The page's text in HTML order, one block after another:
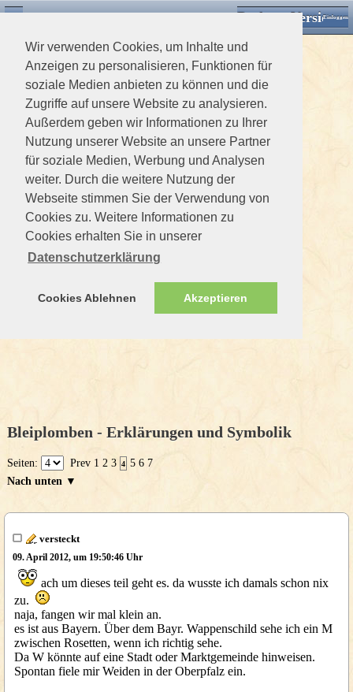
Wir verwenden Cookies, um Inhalte und
Anzeigen zu personalisieren, Funktionen für
soziale Medien anbieten zu können und die
Zugriffe auf unsere Website zu analysieren.
Außerdem geben wir Informationen zu Ihrer
Nutzung unserer Website an unsere Partner
für soziale Medien, Werbung und Analysen
weiter. Durch die weitere Nutzung der
Webseite stimmen Sie der Verwendung von
Cookies zu. Weitere Informationen zu
Cookies erhalten Sie in unserer
Datenschutzerklärung
Cookies Ablehnen Akzeptieren
Desktop VersionEinloggen
Bleiplomben - Erklärungen und Symbolik
Seiten: Prev 1 2 3 4 5 6 7
Nach unten ▼
versteckt
09. April 2012, um 19:50:46 Uhr
ach um dieses teil geht es. da wusste ich damals schon nix
zu.
naja, fangen wir mal klein an.
es ist aus Bayern. Über dem Bayr. Wappenschild sehe ich ein M
zwischen Rosetten, wenn ich richtig sehe.
Da W könnte auf eine Stadt oder Marktgemeinde hinweisen.
Spontan fiele mir Weiden in der Oberpfalz ein.